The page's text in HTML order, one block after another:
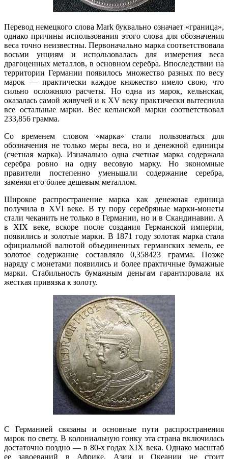
Перевод немецкого слова Mark буквально означает «граница»,
однако причины использования этого слова для обозначения
веса точно неизвестны. Первоначально марка соответствовала
восьми унциям и использовалась для измерения веса
драгоценных металлов, в основном серебра. Впоследствии на
территории Германии появилось множество разных по весу
марок — практически каждое княжество имело свою, что
сильно осложняло расчеты. Но одна из марок, кельнская,
оказалась самой живучей и к XV веку практически вытеснила
все остальные марки. Вес кельнской марки соответствовал
233,856 грамма.
Со временем словом «марка» стали пользоваться для
обозначения не только меры веса, но и денежной единицы
(счетная марка). Изначально одна счетная марка содержала
серебра ровно на одну весовую марку. Но экономные
правители постепенно уменьшали содержание серебра,
заменяя его более дешевым металлом.
Широкое распространение марка как денежная единица
получила в XVI веке. В ту пору серебряные марки-монеты
стали чеканить не только в Германии, но и в Скандинавии. А
в XIX веке, вскоре после создания Германской империи,
появились и золотые марки. В 1871 году золотая марка стала
официальной валютой объединенных германских земель, ее
золотое содержание составляло 0,358423 грамма. Позже
наряду с монетами появились и более практичные бумажные
марки. Стабильность бумажным деньгам гарантировала их
жесткая привязка к золоту.
С Германией связаны и основные пути распространения
марок по свету. В колониальную гонку эта страна включилась
достаточно поздно — в 80-х годах XIX века. Однако масштаб
ее завоеваний в Африке, Азии и Океании не стоит